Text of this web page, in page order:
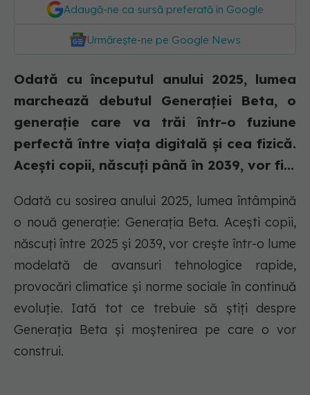
Adaugă-ne ca sursă preferată în Google
Urmărește-ne pe Google News
Odată cu începutul anului 2025, lumea
marchează debutul Generației Beta, o
generație care va trăi într-o fuziune
perfectă între viața digitală și cea fizică.
Acești copii, născuți până în 2039, vor fi...
Odată cu sosirea anului 2025, lumea întâmpină
o nouă generație: Generația Beta. Acești copii,
născuți între 2025 și 2039, vor crește într-o lume
modelată de avansuri tehnologice rapide,
provocări climatice și norme sociale în continuă
evoluție. Iată tot ce trebuie să știți despre
Generația Beta și moștenirea pe care o vor
construi.